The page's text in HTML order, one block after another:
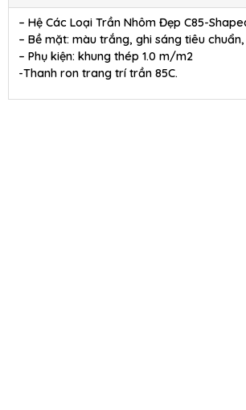
– Hệ Các Loại Trần Nhôm Đẹp C85-
– Bề mặt: màu trắng, ghi sáng tiêu
– Phụ kiện: khung thép 1.0 m/m2
-Thanh ron trang trí trần 85C.